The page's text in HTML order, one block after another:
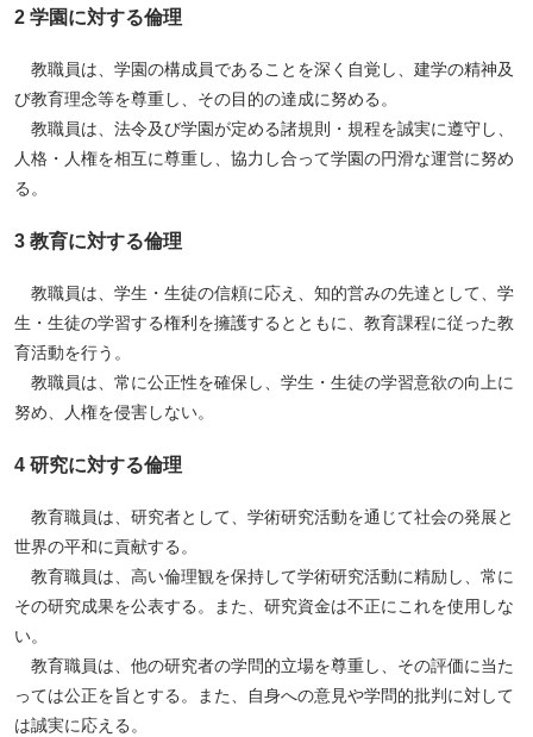
2 学園に対する倫理
教職員は、学園の構成員であることを深く自覚し、建学の精神及
び教育理念等を尊重し、その目的の達成に努める。
教職員は、法令及び学園が定める諸規則・規程を誠実に遵守し、
人格・人権を相互に尊重し、協力し合って学園の円滑な運営に努め
る。
3 教育に対する倫理
教職員は、学生・生徒の信頼に応え、知的営みの先達として、学
生・生徒の学習する権利を擁護するとともに、教育課程に従った教
育活動を行う。
教職員は、常に公正性を確保し、学生・生徒の学習意欲の向上に
努め、人権を侵害しない。
4 研究に対する倫理
教育職員は、研究者として、学術研究活動を通じて社会の発展と
世界の平和に貢献する。
教育職員は、高い倫理観を保持して学術研究活動に精励し、常に
その研究成果を公表する。また、研究資金は不正にこれを使用しな
い。
教育職員は、他の研究者の学問的立場を尊重し、その評価に当た
っては公正を旨とする。また、自身への意見や学問的批判に対して
は誠実に応える。
ジ
プ